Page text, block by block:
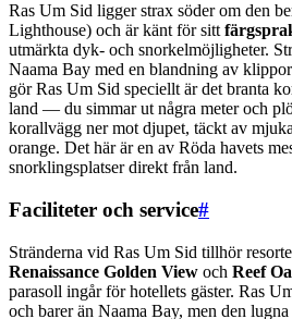
Ras Um Sid ligger strax söder om den
Lighthouse) och är känt för sitt
utmärkta dyk- och snorkelmöjligheter.
Naama Bay med en blandning av
gör Ras Um Sid speciellt är det branta
land — du simmar ut några meter och
korallvägg ner mot djupet, täckt av
orange. Det här är en av Röda havets
snorklingsplatser direkt från land.
Faciliteter och service#
Stränderna vid Ras Um Sid tillhör
Renaissance Golden View och Reef
parasoll ingår för hotellets gäster. Ras
och barer än Naama Bay, men den